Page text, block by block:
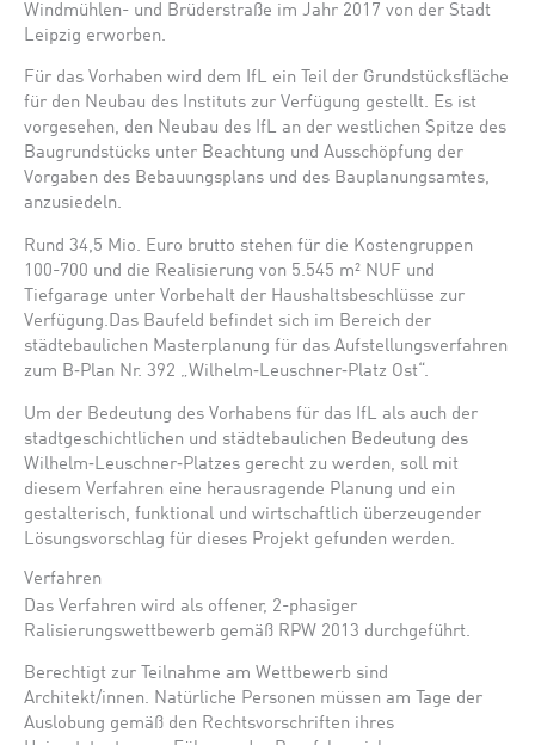
Windmühlen- und Brüderstraße im Jahr 2017 von der Stadt
Leipzig erworben.
Für das Vorhaben wird dem IfL ein Teil der Grundstücksfläche
für den Neubau des Instituts zur Verfügung gestellt. Es ist
vorgesehen, den Neubau des IfL an der westlichen Spitze des
Baugrundstücks unter Beachtung und Ausschöpfung der
Vorgaben des Bebauungsplans und des Bauplanungsamtes,
anzusiedeln.
Rund 34,5 Mio. Euro brutto stehen für die Kostengruppen
100-700 und die Realisierung von 5.545 m² NUF und
Tiefgarage unter Vorbehalt der Haushaltsbeschlüsse zur
Verfügung.Das Baufeld befindet sich im Bereich der
städtebaulichen Masterplanung für das Aufstellungsverfahren
zum B‐Plan Nr. 392 „Wilhelm‐Leuschner‐Platz Ost“.
Um der Bedeutung des Vorhabens für das IfL als auch der
stadtgeschichtlichen und städtebaulichen Bedeutung des
Wilhelm‐Leuschner‐Platzes gerecht zu werden, soll mit
diesem Verfahren eine herausragende Planung und ein
gestalterisch, funktional und wirtschaftlich überzeugender
Lösungsvorschlag für dieses Projekt gefunden werden.
Verfahren
Das Verfahren wird als offener, 2-phasiger
Ralisierungswettbewerb gemäß RPW 2013 durchgeführt.
Berechtigt zur Teilnahme am Wettbewerb sind
Architekt/innen. Natürliche Personen müssen am Tage der
Auslobung gemäß den Rechtsvorschriften ihres